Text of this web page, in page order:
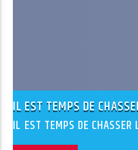
IL EST TEMPS DE
IL EST TEMPS DE